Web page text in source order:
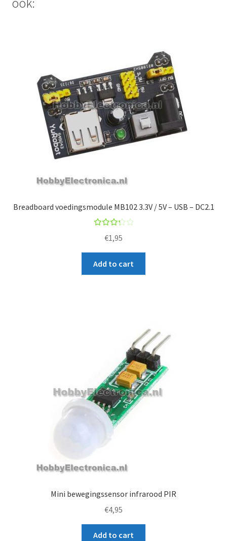
Breadboard voedingsmodule MB102 3.3V / 5V – USB – DC2.1
3.33
out
of 5
€1,95
Add to cart
Mini bewegingssensor infrarood PIR
€4,95
Add to cart